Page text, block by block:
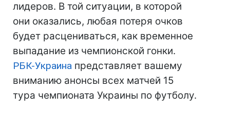
лидеров. В той ситуации, в которой
они оказались, любая потеря очков
будет расцениваться, как временное
выпадание из чемпионской гонки.
РБК-Украина представляет вашему
вниманию анонсы всех матчей 15
тура чемпионата Украины по футболу.